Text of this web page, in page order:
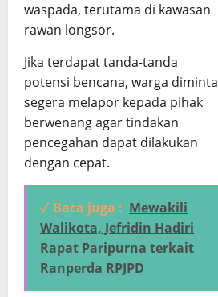
waspada, terutama di kawasan
rawan longsor.
Jika terdapat tanda-tanda
potensi bencana, warga diminta
segera melapor kepada pihak
berwenang agar tindakan
pencegahan dapat dilakukan
dengan cepat.
✓ Baca juga : Mewakili
Walikota, Jefridin Hadiri
Rapat Paripurna terkait
Ranperda RPJPD